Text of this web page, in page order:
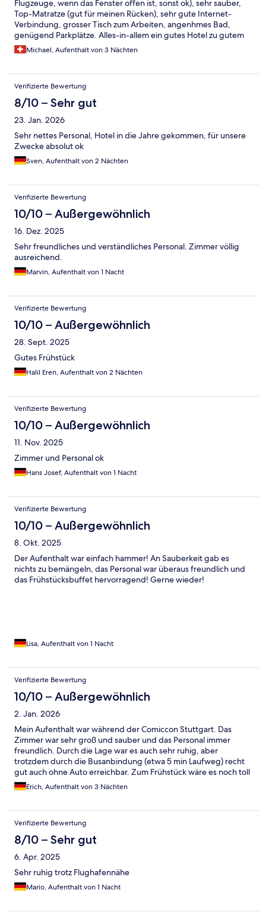
Flugzeuge, wenn das Fenster offen ist, sonst ok), sehr sauber,
Top-Matratze (gut für meinen Rücken), sehr gute Internet-
Verbindung, grosser Tisch zum Arbeiten, angenhmes Bad,
genügend Parkplätze. Alles-in-allem ein gutes Hotel zu gutem
Preis.Michael, Aufenthalt von 3 Nächten
Verifizierte Bewertung
8/10 – Sehr gut
23. Jan. 2026
Sehr nettes Personal, Hotel in die Jahre gekommen, für unsere
Zwecke absolut ok
Sven, Aufenthalt von 2 Nächten
Verifizierte Bewertung
10/10 – Außergewöhnlich
16. Dez. 2025
Sehr freundliches und verständliches Personal. Zimmer völlig
ausreichend.
Marvin, Aufenthalt von 1 Nacht
Verifizierte Bewertung
10/10 – Außergewöhnlich
28. Sept. 2025
Gutes Frühstück
Halil Eren, Aufenthalt von 2 Nächten
Verifizierte Bewertung
10/10 – Außergewöhnlich
11. Nov. 2025
Zimmer und Personal ok
Hans Josef, Aufenthalt von 1 Nacht
Verifizierte Bewertung
10/10 – Außergewöhnlich
8. Okt. 2025
Der Aufenthalt war einfach hammer! An Sauberkeit gab es
nichts zu bemängeln, das Personal war überaus freundlich und
das Frühstücksbuffet hervorragend! Gerne wieder!
Lisa, Aufenthalt von 1 Nacht
Verifizierte Bewertung
10/10 – Außergewöhnlich
2. Jan. 2026
Mein Aufenthalt war während der Comiccon Stuttgart. Das
Zimmer war sehr groß und sauber und das Personal immer
freundlich. Durch die Lage war es auch sehr ruhig, aber
trotzdem durch die Busanbindung (etwa 5 min Laufweg) recht
gut auch ohne Auto erreichbar. Zum Frühstück wäre es noch toll
gewesen, wenn es Milch-Alternativen nicht erst auf Anfrage
gibt :)
Erich, Aufenthalt von 3 Nächten
Verifizierte Bewertung
8/10 – Sehr gut
6. Apr. 2025
Sehr ruhig trotz Flughafennähe
Mario, Aufenthalt von 1 Nacht